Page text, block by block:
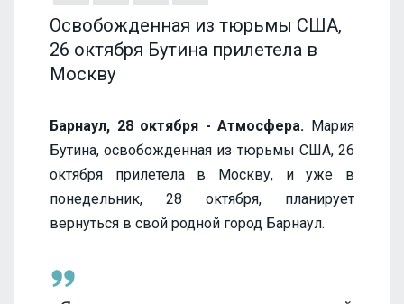
Освобожденная из тюрьмы США,
26 октября Бутина прилетела в
Москву
Барнаул, 28 октября - Атмосфера. Мария
Бутина, освобожденная из тюрьмы США, 26
октября прилетела в Москву, и уже в
понедельник, 28 октября, планирует
вернуться в свой родной город Барнаул.